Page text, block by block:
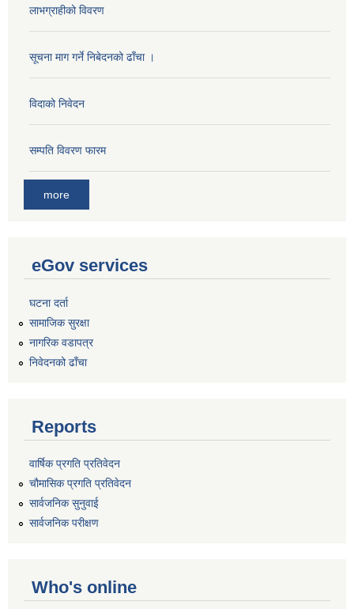
लाभग्राहीको विवरण
सूचना माग गर्ने निबेदनको ढाँचा ।
विदाको निवेदन
सम्पति विवरण फारम
more
eGov services
घटना दर्ता
सामाजिक सुरक्षा
नागरिक वडापत्र
निवेदनको ढाँचा
Reports
वार्षिक प्रगति प्रतिवेदन
चौमासिक प्रगति प्रतिवेदन
सार्वजनिक सुनुवाई
सार्वजनिक परीक्षण
Who's online